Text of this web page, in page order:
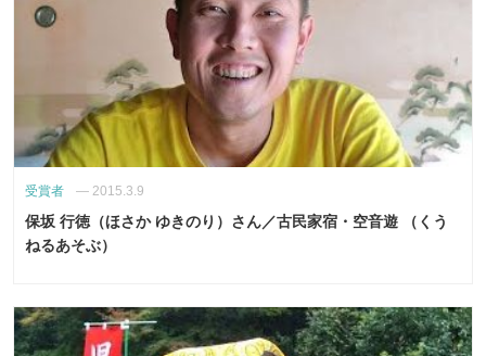
受賞者 — 2015.3.9
保坂 行徳（ほさか ゆきのり）さん／古民家宿・空音遊 （くう
ねるあそぶ）